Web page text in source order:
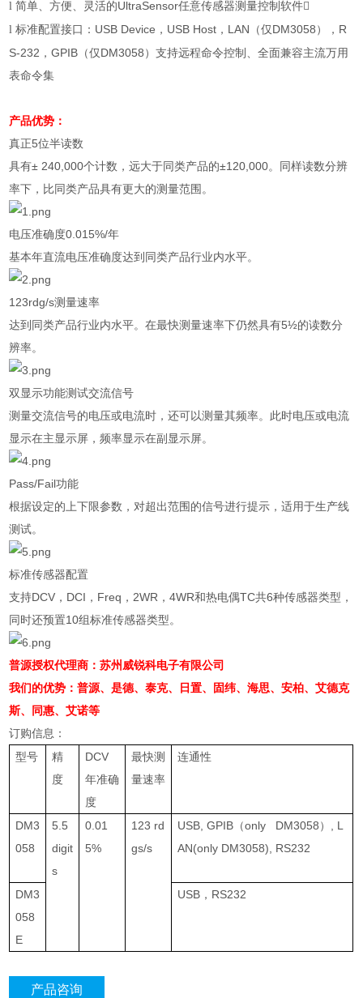
l 简单、方便、灵活的UltraSensor任意传感器测量控制软件
l 标准配置接口： USB Device ， USB Host ， LAN （仅DM3058）， R
S-232 ，GPIB （仅DM3058）支持远程命令控制、全面兼容主流万用
表命令集
产品优势：
真正5位半读数
具有± 240,000个计数，远大于同类产品的±120,000。同样读数分辨
率下，比同类产品具有更大的测量范围。
电压准确度0.015%/年
基本年直流电压准确度达到同类产品行业内水平。
123rdg/s测量速率
达到同类产品行业内水平。在最快测量速率下仍然具有5½的读数分
辨率。
双显示功能测试交流信号
测量交流信号的电压或电流时，还可以测量其频率。此时电压或电流
显示在主显示屏，频率显示在副显示屏。
Pass/Fail功能
根据设定的上下限参数，对超出范围的信号进行提示，适用于生产线
测试。
标准传感器配置
支持DCV ， DCI ， Freq ， 2WR ，4WR和热电偶TC共6种传感器类型，
同时还预置10组标准传感器类型。
普源授权代理商：苏州威锐科电子有限公司
我们的优势：普源、是德、泰克、日置、固纬、海思、安柏、艾德克
斯、同惠、艾诺等
订购信息：
型号
精
度
DCV
年准确
度
最快测
量速率
连通性
DM3
058
5.5
digit
s
0.01
5%
123 rd
gs/s
USB, GPIB （only DM3058）
, L
AN(only DM3058), RS232
DM3
058
E
USB ， RS232
产品咨询